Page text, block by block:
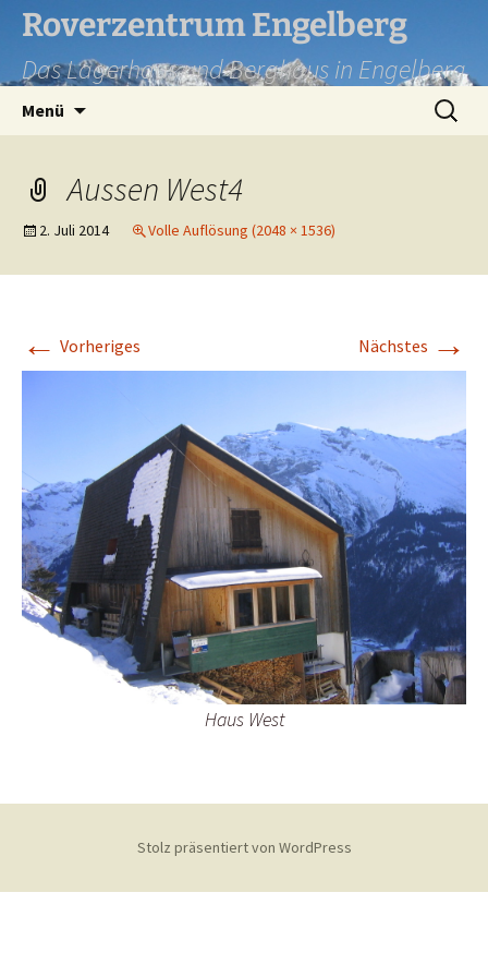
Zum
Inhalt
springen
Roverzentrum Engelberg
Das Lagerhaus und Berghaus in Engelberg
Menü
Suchen
nach:
Aussen West4
2. Juli 2014 Volle Auflösung (2048 × 1536)
← Vorheriges Nächstes →
Haus West
Stolz präsentiert von WordPress